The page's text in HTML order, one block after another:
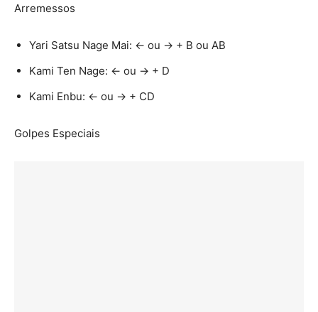
Arremessos
Yari Satsu Nage Mai: ← ou → + B ou AB
Kami Ten Nage: ← ou → + D
Kami Enbu: ← ou → + CD
Golpes Especiais